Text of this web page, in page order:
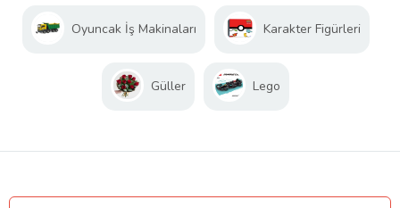
Oyuncak İş Makinaları Karakter Figürleri
Güller Lego